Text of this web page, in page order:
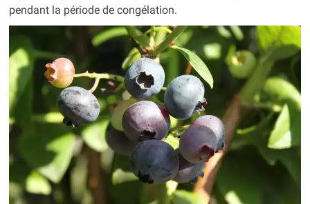
pendant la période de congélation.